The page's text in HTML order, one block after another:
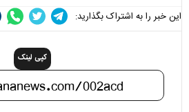
این خبر را به اشتراک بگذارید:
کپی لینک